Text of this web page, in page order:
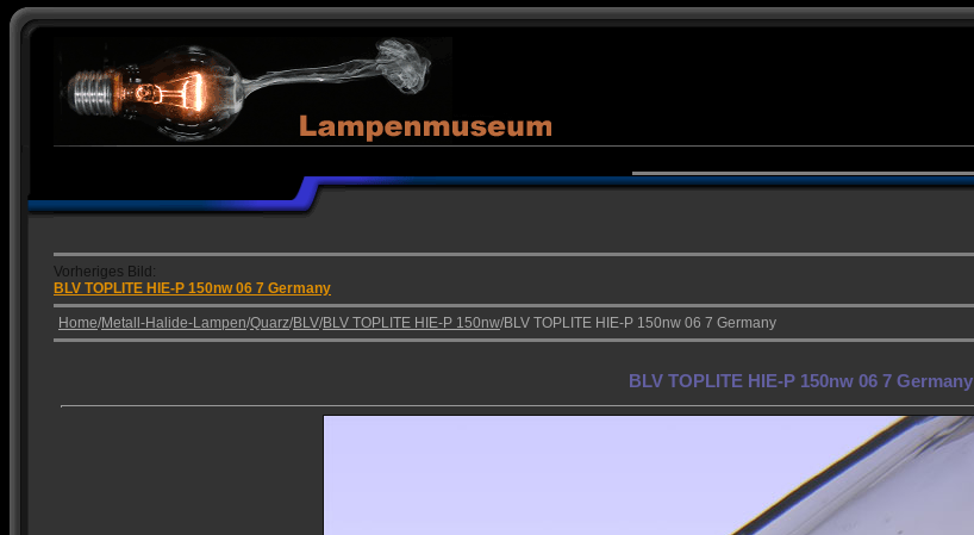
Vorheriges Bild:
BLV TOPLITE HIE-P 150nw 06 7 Germany
Home/Metall-Halide-Lampen/Quarz/BLV/BLV TOPLITE HIE-P 150nw/BLV TOPLITE HIE-P 150nw 06 7 Germany
BLV TOPLITE HIE-P 150nw 06 7 Germany